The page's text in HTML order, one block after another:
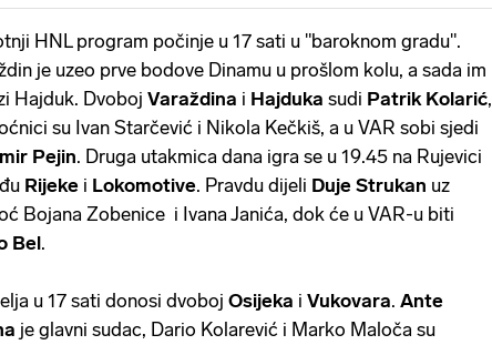
HNL program počinje u 17 sati u "baroknom gradu".
je uzeo prve bodove Dinamu u prošlom kolu, a sada im
Hajduk. Dvoboj Varaždina i Hajduka sudi Patrik Kolarić,
su Ivan Starčević i Nikola Kečkiš, a u VAR sobi sjedi
Pejin. Druga utakmica dana igra se u 19.45 na Rujevici
Rijeke i Lokomotive. Pravdu dijeli Duje Strukan uz
Bojana Zobenice i Ivana Janića, dok će u VAR-u biti
Bel.
u 17 sati donosi dvoboj Osijeka i Vukovara. Ante
je glavni sudac, Dario Kolarević i Marko Maloča su